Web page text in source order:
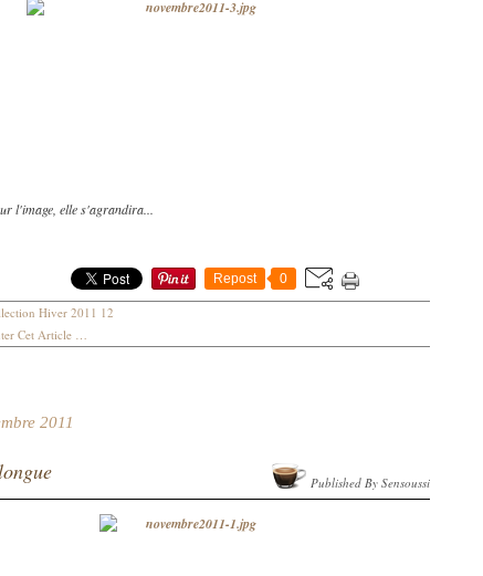
l'image, elle s'agrandira...
Repost 0
Hiver 2011 12
Cet Article …
2011
Published By Sensoussi